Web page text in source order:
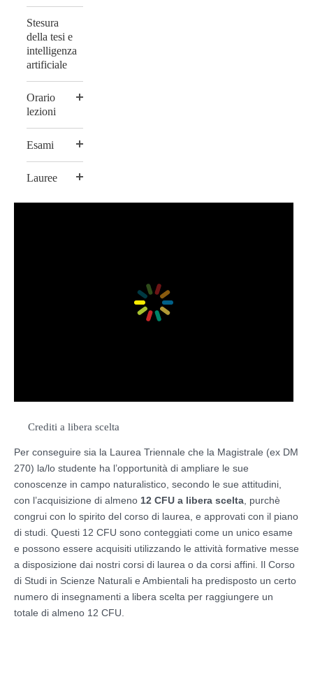
Stesura
della tesi e
intelligenza
artificiale
Orario
lezioni
Esami
Lauree
Crediti a libera scelta
Per conseguire sia la Laurea Triennale che la Magistrale (ex DM
270) la/lo studente ha l’opportunità di ampliare le sue
conoscenze in campo naturalistico, secondo le sue attitudini,
con l’acquisizione di almeno 12 CFU a libera scelta , purchè
congrui con lo spirito del corso di laurea, e approvati con il piano
di studi. Questi 12 CFU sono conteggiati come un unico esame
e possono essere acquisiti utilizzando le attività formative messe
a disposizione dai nostri corsi di laurea o da corsi affini. Il Corso
di Studi in Scienze Naturali e Ambientali ha predisposto un certo
numero di insegnamenti a libera scelta per raggiungere un
totale di almeno 12 CFU.